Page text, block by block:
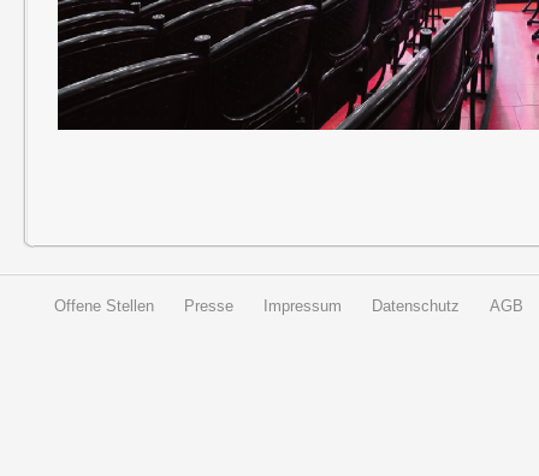
Offene Stellen Presse Impressum Datenschutz AGB